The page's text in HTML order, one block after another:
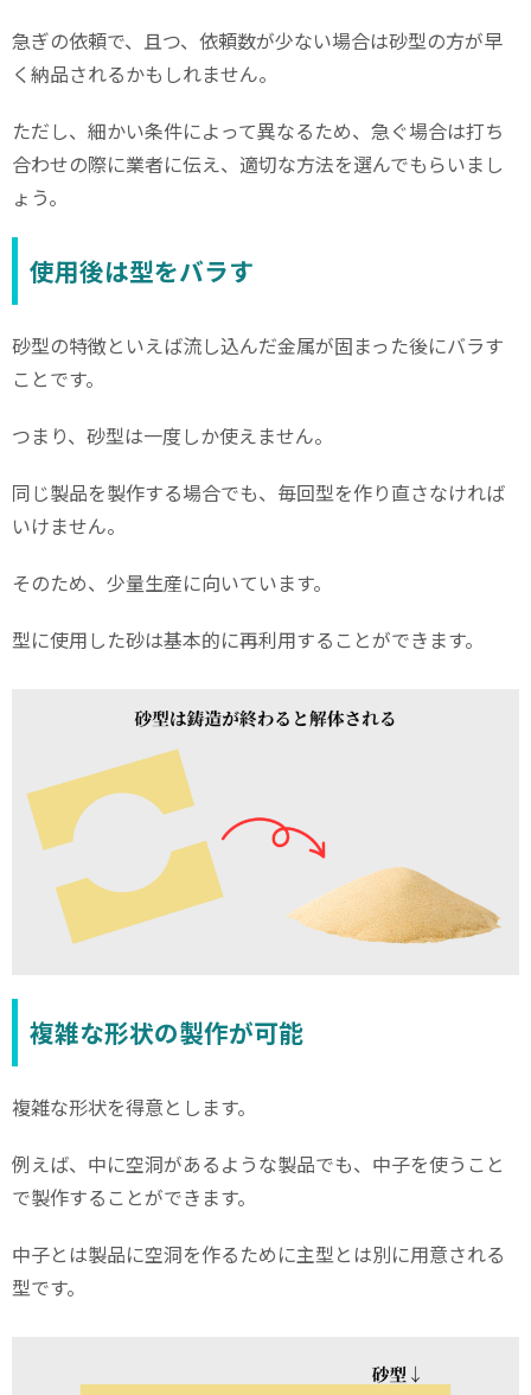
急ぎの依頼で、且つ、依頼数が少ない場合は砂型の方が早
く納品されるかもしれません。
ただし、細かい条件によって異なるため、急ぐ場合は打ち
合わせの際に業者に伝え、適切な方法を選んでもらいまし
ょう。
使用後は型をバラす
砂型の特徴といえば流し込んだ金属が固まった後にバラす
ことです。
つまり、砂型は一度しか使えません。
同じ製品を製作する場合でも、毎回型を作り直さなければ
いけません。
そのため、少量生産に向いています。
型に使用した砂は基本的に再利用することができます。
複雑な形状の製作が可能
複雑な形状を得意とします。
例えば、中に空洞があるような製品でも、中子を使うこと
で製作することができます。
中子とは製品に空洞を作るために主型とは別に用意される
型です。